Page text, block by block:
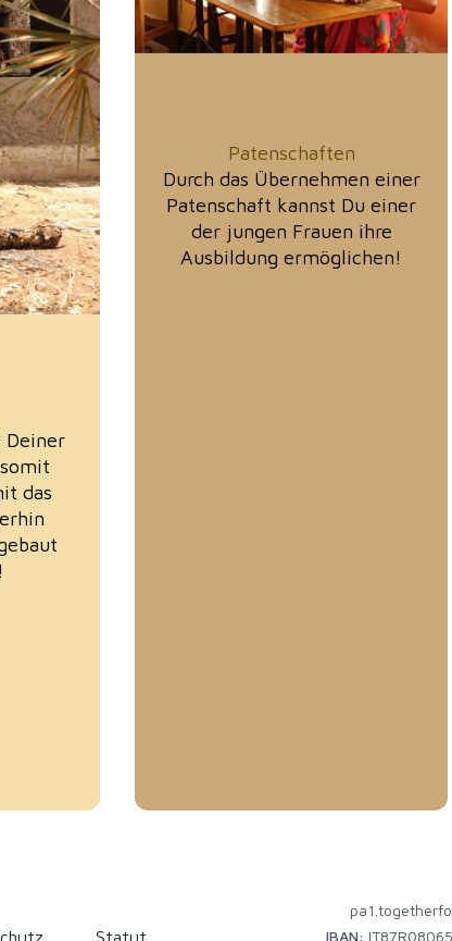
Deiner
das
Patenschaften
Durch das Übernehmen einer
Patenschaft kannst Du einer
der jungen Frauen ihre
Ausbildung ermöglichen!
Statut
IBAN: